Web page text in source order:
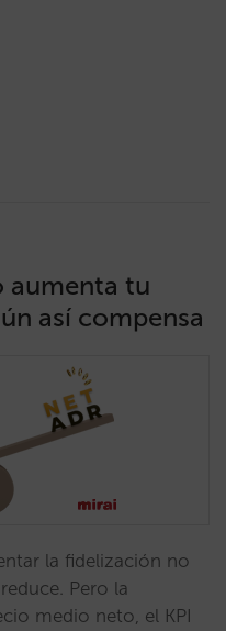
aumenta tu
así compensa
la fidelización no
Pero la
medio neto, el KPI